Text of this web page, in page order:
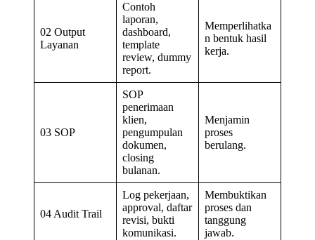
02 Output
Layanan
Contoh
laporan,
dashboard,
template
review, dummy
report.
Memperlihatka
n bentuk hasil
kerja.
03 SOP
SOP
penerimaan
klien,
pengumpulan
dokumen,
closing
bulanan.
Menjamin
proses
berulang.
04 Audit Trail
Log pekerjaan,
approval, daftar
revisi, bukti
komunikasi.
Membuktikan
proses dan
tanggung
jawab.